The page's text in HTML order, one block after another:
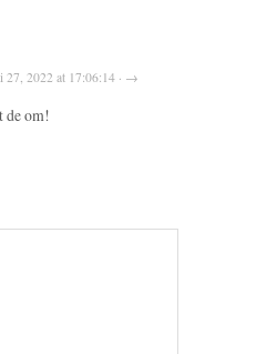
27, 2022 at 17:06:14 · →
de om!